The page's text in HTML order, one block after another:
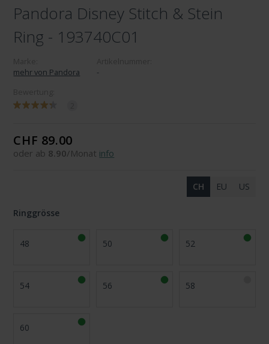
Pandora Disney Stitch & Stein
Ring - 193740C01
mehr von Pandora
-
CHF 89.00
oder ab 8.90/Monat info
CH EU US
Ringgrösse
48 50 52
54 56 58
60